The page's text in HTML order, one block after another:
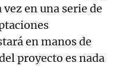
en una serie de
en manos de
proyecto es nada